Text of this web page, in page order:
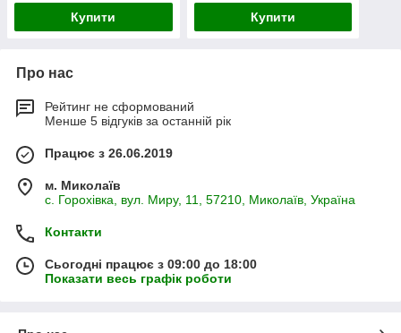
Купити Купити
Про нас
Рейтинг не сформований
Менше 5 відгуків за останній рік
Працює з 26.06.2019
м. Миколаїв
с. Горохівка, вул. Миру, 11, 57210, Миколаїв, Україна
Контакти
Сьогодні працює з 09:00 до 18:00
Показати весь графік роботи